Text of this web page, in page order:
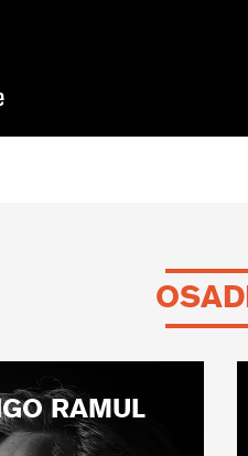
RAMUL